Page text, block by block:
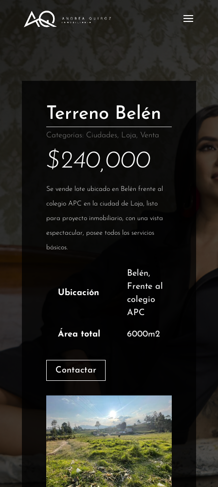
Terreno Belén
Categorías: Ciudades, Loja, Venta
$240,000
Se vende lote ubicado en Belén frente al
colegio APC en la ciudad de Loja, listo
para proyecto inmobiliario, con una vista
espectacular, posee todos los servicios
básicos.
Ubicación
Belén,
Frente al
colegio
APC
Área total 6000m2
Contactar